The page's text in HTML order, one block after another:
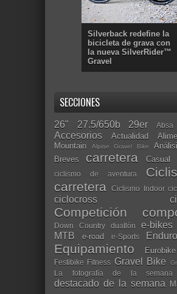
Silverback redefine la
bicicleta de grava con
la nueva SilverRider™
Gravel
SECCIONES
26" 27.5/650b 29er
Accesorios Actualidad
Mountain
Alpine Gravel Bike
Breves carretera Casual
ciclismo de aventura
carretera
Ciclismo Indoor
ciclocross
Competición
Down Country duatlón e-bikes
MTB
e-road e-Sports Enduro
Equipamiento Eurobike
Festibike Fitness Gravel Bike
La fotografía de la semana
destacado de la semana